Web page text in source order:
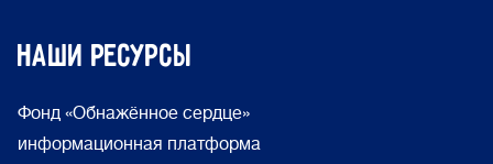
Наши ресурсы
Фонд «Обнажённое сердце»
информационная платформа